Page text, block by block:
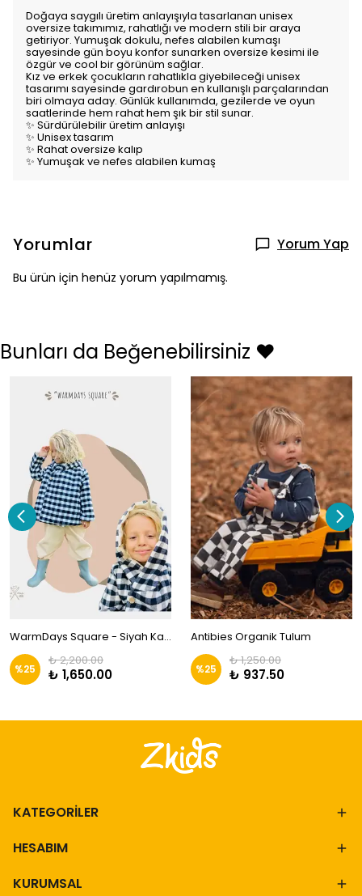
Doğaya saygılı üretim anlayışıyla tasarlanan unisex
oversize takımımız, rahatlığı ve modern stili bir araya
getiriyor. Yumuşak dokulu, nefes alabilen kumaşı
sayesinde gün boyu konfor sunarken oversize kesimi ile
özgür ve cool bir görünüm sağlar.
Kız ve erkek çocukların rahatlıkla giyebileceği unisex
tasarımı sayesinde gardırobun en kullanışlı parçalarından
biri olmaya aday. Günlük kullanımda, gezilerde ve oyun
saatlerinde hem rahat hem şık bir stil sunar.
✨ Sürdürülebilir üretim anlayışı
✨ Unisex tasarım
✨ Rahat oversize kalıp
✨ Yumuşak ve nefes alabilen kumaş
Yorumlar Yorum Yap
Bu ürün için henüz yorum yapılmamış.
Bunları da Beğenebilirsiniz ❤️
WarmDays Square - Siyah Kareli Mont | Zkids
%25
₺ 2,200.00
₺ 1,650.00
Antibies Organik Tulum
%25
₺ 1,250.00
₺ 937.50
KATEGORİLER
HESABIM
KURUMSAL